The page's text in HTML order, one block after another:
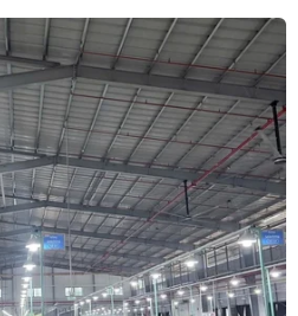
Trump. (Nguồn: AP/TTXVN)
Donald Trump khẳng
Nhà Trắng đang diễn
xuất hiện nhiều tranh
quyết định bổ